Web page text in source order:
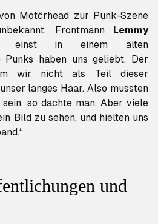
Motörhead zur Punk-Szene
Frontmann
Lemmy
einst in einem alten
Punks haben uns geliebt. Der
wir nicht als Teil dieser
langes Haar. Also mussten
so dachte man. Aber viele
Bild zu sehen, und hielten uns
und